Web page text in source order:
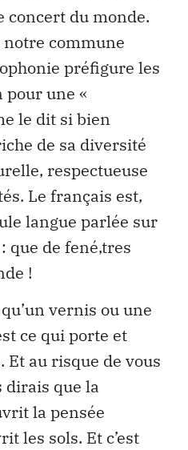
concert du monde.
notre commune
préfigure les
pour une «
le dit si bien
de sa diversité
respectueuse
Le français est,
langue parlée sur
de fené‚tres
!
vernis ou une
ce qui porte et
Et au risque de vous
dirais que la
la pensée
les sols. Et c’est